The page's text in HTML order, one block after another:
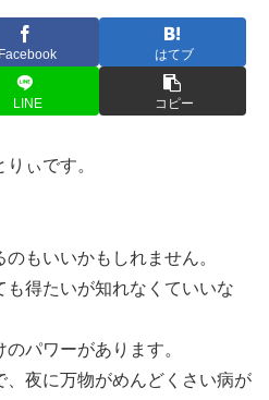
Facebook はてブ
LINE コピー
ぃです。
もいいかもしれません。
得たいが知れなくていいな
パワーがあります。
夜に万物がめんどくさい病が